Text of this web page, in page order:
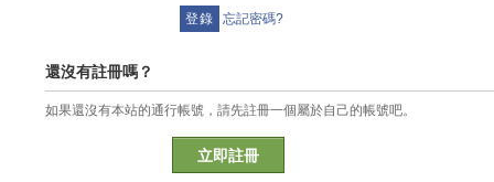
忘記密碼?
還沒有註冊嗎？
如果還沒有本站的通行帳號，請先註冊一個屬於自己的帳號吧。
立即註冊